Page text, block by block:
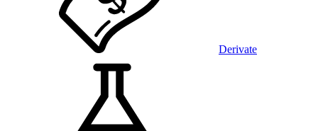
Derivate